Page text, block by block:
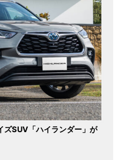
ズSUV「ハイランダー」が